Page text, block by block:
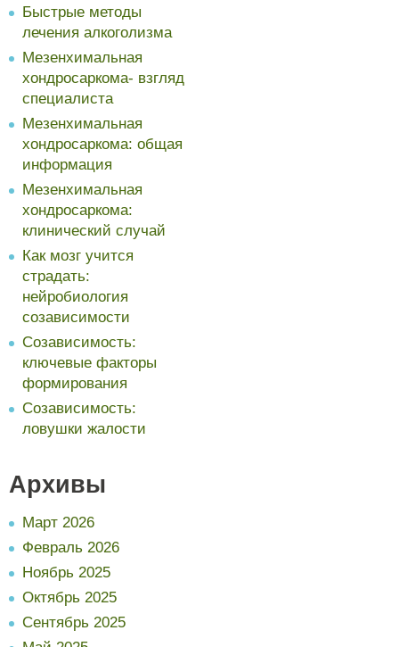
Быстрые методы
лечения алкоголизма
Мезенхимальная
хондросаркома- взгляд
специалиста
Мезенхимальная
хондросаркома: общая
информация
Мезенхимальная
хондросаркома:
клинический случай
Как мозг учится
страдать:
нейробиология
созависимости
Созависимость:
ключевые факторы
формирования
Созависимость:
ловушки жалости
Архивы
Март 2026
Февраль 2026
Ноябрь 2025
Октябрь 2025
Сентябрь 2025